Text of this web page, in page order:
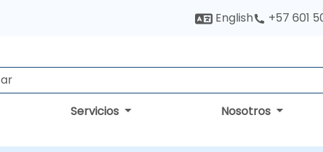
English +57 601
Servicios Nosotros